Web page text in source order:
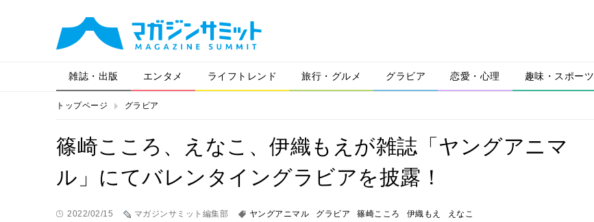
雑誌・出版 エンタメ ライフトレンド 旅行・グルメ グラビア 恋愛・心理 趣味・スポーツ
トップページ グラビア
篠崎こころ、えなこ、伊織もえが雑誌「ヤングアニマ
ル」にてバレンタイングラビアを披露！
2022/02/15 マガジンサミット編集部 ヤングアニマル グラビア 篠崎こころ 伊織もえ えなこ